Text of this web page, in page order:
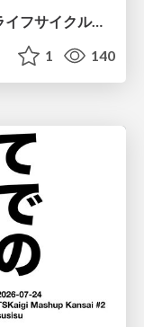
ITヒヤリハットを整理してみた ～ライフサイクルと原因から考える再発防止策～
1 140